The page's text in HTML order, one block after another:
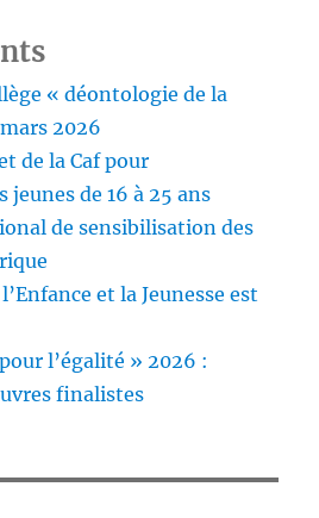
« déontologie de la
2026
de la Caf pour
jeunes de 16 à 25 ans
de sensibilisation des
et la Jeunesse est
l’égalité » 2026 :
finalistes